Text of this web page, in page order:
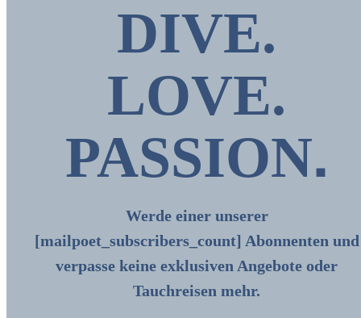
DIVE.
LOVE.
PASSION.
Werde einer unserer
[mailpoet_subscribers_count] Abonnenten und
verpasse keine exklusiven Angebote oder
Tauchreisen mehr.